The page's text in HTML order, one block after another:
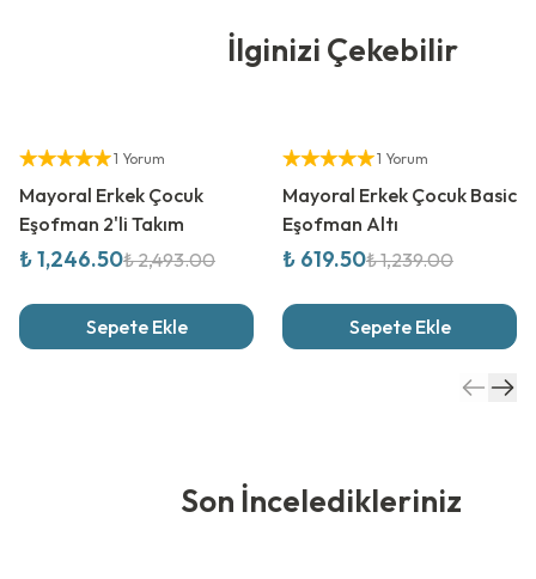
İlginizi Çekebilir
Yetkili Satıcı
1 Yorum
Mayoral Erkek Çocuk
Eşofman 2'li Takım
₺ 1,246.50₺ 2,493.00
Sepete Ekle
Yetkili Satıcı
1 Yorum
Mayoral Erkek Çocuk Basic
Eşofman Altı
₺ 619.50₺ 1,239.00
Sepete Ekle
Son İnceledikleriniz